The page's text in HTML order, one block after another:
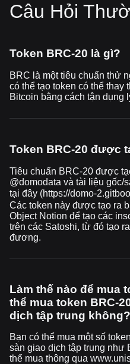
Câu Hỏi
Token BRC-20 là gì?
BRC là một tiêu chuẩn thử
có thể tạo token có thể thay
Bitcoin bằng cách tận dụng
Token BRC-20 được
Tiêu chuẩn BRC-20 được
@domodata và tài liệu gốc/
tại đây (https://domo-
Các token này được tạo ra
Object Notion để tạo các
trên các Satoshi, từ đó tạo
đương.
Làm thế nào để mua
thể mua token BRC-
dịch tập trung không?
Bạn có thể mua một số
sàn giao dịch tập trung như
thể mua thông qua